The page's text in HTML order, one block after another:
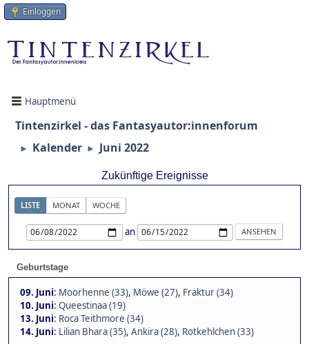
Einloggen
Hauptmenü
Tintenzirkel - das Fantasyautor:innenforum
► Kalender ► Juni 2022
Zukünftige Ereignisse
LISTE MONAT WOCHE
an
Geburtstage
09. Juni: Moorhenne (33), Möwe (27), Fraktur (34)
10. Juni: Queestinaa (19)
13. Juni: Roca Teithmore (34)
14. Juni: Lilian Bhara (35), Ankira (28), Rotkehlchen (33)